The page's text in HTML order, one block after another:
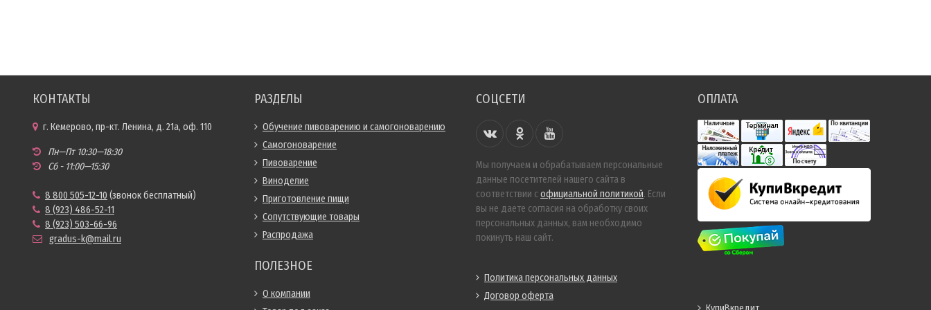
КОНТАКТЫ
г. Кемерово, пр-кт. Ленина, д. 21а, оф. 110
Пн—Пт 10:30—18:30
Сб - 11:00—15:30
8 800 505-12-10 (звонок бесплатный)
8 (923) 486-52-11
8 (923) 503-66-96
gradus-k@mail.ru
РАЗДЕЛЫ
Обучение пивоварению и самогоноварению
Самогоноварение
Пивоварение
Виноделие
Приготовление пищи
Сопутствующие товары
Распродажа
ПОЛЕЗНОЕ
О компании
СОЦСЕТИ
Мы получаем и обрабатываем персональные
данные посетителей нашего сайта в
соответствии с официальной политикой. Если
вы не даете согласия на обработку своих
персональных данных, вам необходимо
покинуть наш сайт.
Политика персональных данных
Договор оферта
ОПЛАТА